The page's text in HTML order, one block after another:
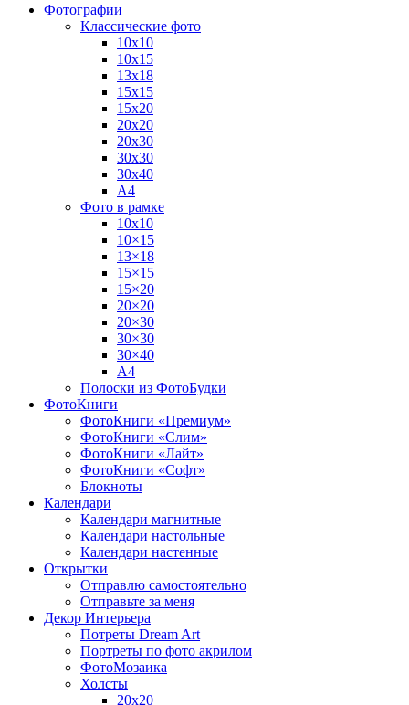
Фотографии
Классические фото
10х10
10х15
13х18
15х15
15х20
20х20
20х30
30х30
30х40
А4
Фото в рамке
10х10
10×15
13×18
15×15
15×20
20×20
20×30
30×30
30×40
A4
Полоски из ФотоБудки
ФотоКниги
ФотоКниги «Премиум»
ФотоКниги «Слим»
ФотоКниги «Лайт»
ФотоКниги «Софт»
Блокноты
Календари
Календари магнитные
Календари настольные
Календари настенные
Открытки
Отправлю самостоятельно
Отправьте за меня
Декор Интерьера
Потреты Dream Art
Портреты по фото акрилом
ФотоМозаика
Холсты
20х20